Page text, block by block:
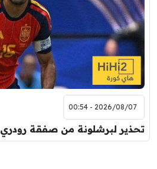
2026/08/07 - 00:54
تحذير لبرشلونة من صفقة رودري